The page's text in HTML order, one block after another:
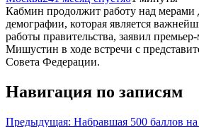
Кабмин продолжит работу над мерами
демографии, которая является
работы правительства, заявил
Мишустин в ходе встречи с
Совета Федерации.
Навигация по записям
Предыдущая: Набравшая 500 баллов